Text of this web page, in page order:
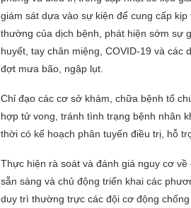
giám sát dựa vào sự kiện để cung cấp
thường của dịch bệnh, phát hiện sớm sự
huyết, tay chân miệng, COVID-19 và
đợt mưa bão, ngập lụt.
Chỉ đạo các cơ sở khám, chữa bệnh tổ
hợp tử vong, tránh tình trạng bệnh nhân
thời có kế hoạch phân tuyến điều trị, hỗ
Thực hiện rà soát và đánh giá nguy cơ
sẵn sàng và chủ động triển khai các
duy trì thường trực các đội cơ động